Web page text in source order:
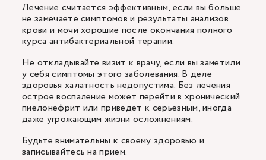
Лечение считается эффективным, если вы больше
не замечаете симптомов и результаты анализов
крови и мочи хорошие после окончания полного
курса антибактериальной терапии.
Не откладывайте визит к врачу, если вы заметили
у себя симптомы этого заболевания. В деле
здоровья халатность недопустима. Без лечения
острое воспаление может перейти в хронический
пиелонефрит или приведет к серьезным, иногда
даже угрожающим жизни осложнениям.
Будьте внимательны к своему здоровью и
записывайтесь на прием.